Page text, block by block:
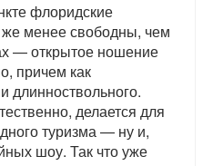
флоридские
менее свободны, чем
— открытое ношение
причем как
длинноствольного.
делается для
туризма — ну и,
шоу. Так что уже